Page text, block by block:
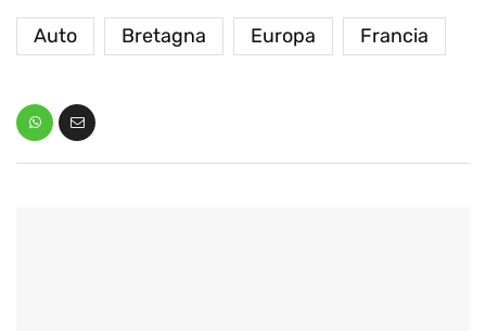
Auto Bretagna Europa Francia